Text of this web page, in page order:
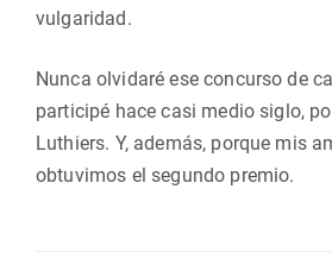
vulgaridad.
Nunca olvidaré ese concurso de
participé hace casi medio siglo,
Luthiers. Y, además, porque mis
obtuvimos el segundo premio.